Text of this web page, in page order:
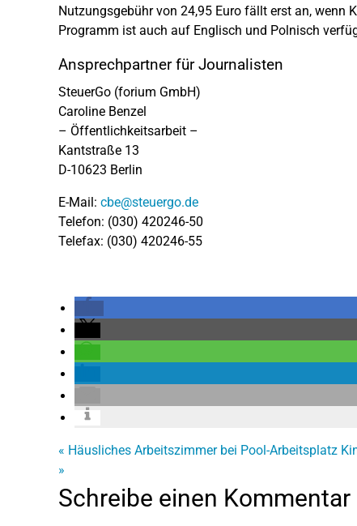
Nutzungsgebühr von 24,95 Euro fällt erst an, wenn
Programm ist auch auf Englisch und Polnisch
Ansprechpartner für Journalisten
SteuerGo (forium GmbH)
Caroline Benzel
– Öffentlichkeitsarbeit –
Kantstraße 13
D-10623 Berlin
E-Mail: cbe@steuergo.de
Telefon: (030) 420246-50
Telefax: (030) 420246-55
« Häusliches Arbeitszimmer bei Pool-Arbeitsplatz
»
Schreibe einen Kommentar